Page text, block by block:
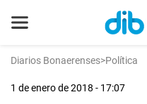
Diarios Bonaerenses>Política
1 de enero de 2018 - 17:07